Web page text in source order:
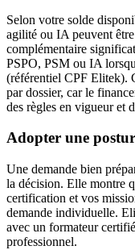
Selon votre solde
agilité ou IA peuvent
complémentaire
PSPO, PSM ou IA
(référentiel CPF Elitek).
par dossier, car le
des règles en vigueur et
Adopter une
Une demande bien
la décision. Elle montre
certification et vos
demande individuelle.
avec un formateur
professionnel.